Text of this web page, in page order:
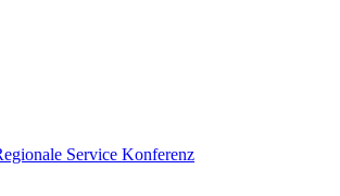
Service Konferenz